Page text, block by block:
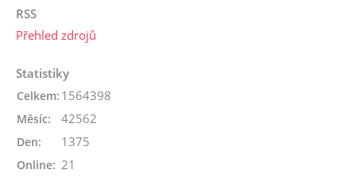
RSS
Přehled zdrojů
Statistiky
Online: 21
Celkem: 1564398
Měsíc: 42562
Den: 1375